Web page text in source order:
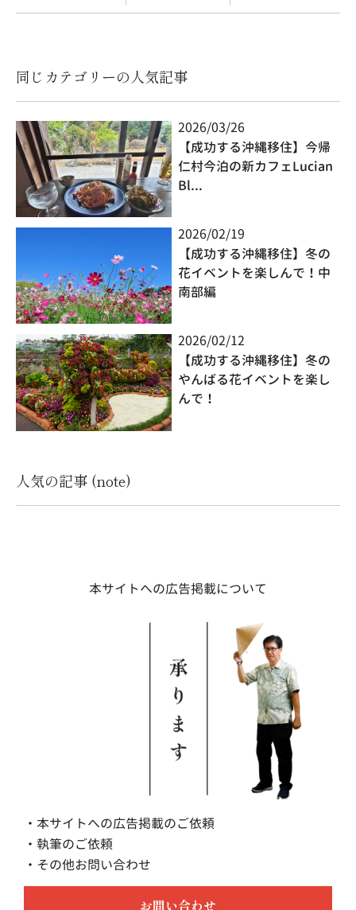
同じカテゴリーの人気記事
2026/03/26
【成功する沖縄移住】今帰
仁村今泊の新カフェLucian
Bl...
2026/02/19
【成功する沖縄移住】冬の
花イベントを楽しんで！中
南部編
2026/02/12
【成功する沖縄移住】冬の
やんばる花イベントを楽し
んで！
人気の記事 (note)
本サイトへの広告掲載について
・本サイトへの広告掲載のご依頼
・執筆のご依頼
・その他お問い合わせ
お問い合わせ